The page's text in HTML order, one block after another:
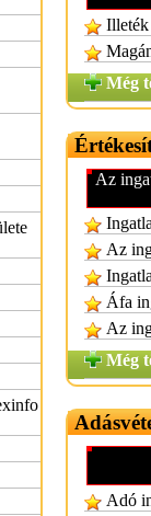
Illeték
Még
Az
Az
Áfa
Az
Még
Adó